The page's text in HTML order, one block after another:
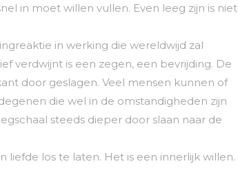
in moet willen vullen. Even leeg zijn is niet
in werking die wereldwijd zal
verdwijnt is een zegen, een bevrijding. De
door geslagen. Veel mensen kunnen of
die wel in de omstandigheden zijn
steeds dieper door slaan naar de
los te laten. Het is een innerlijk willen.